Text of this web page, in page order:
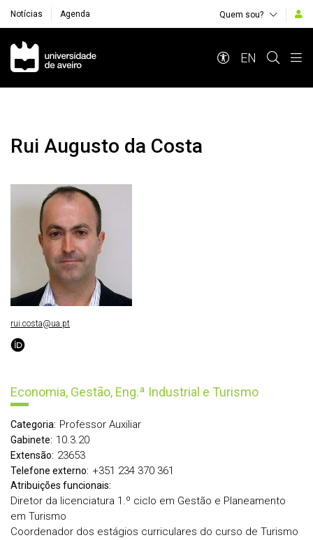
Notícias Agenda Quem sou?
Navegação Principal
EN
Rui Augusto da Costa
Economia, Gestão, Eng.ª Industrial e Turismo
Categoria: Professor Auxiliar
Gabinete: 10.3.20
Extensão: 23653
Telefone externo: +351 234 370 361
Atribuições funcionais:
Diretor da licenciatura 1.º ciclo em Gestão e Planeamento
em Turismo
Coordenador dos estágios curriculares do curso de Turismo
rui.costa@ua.pt